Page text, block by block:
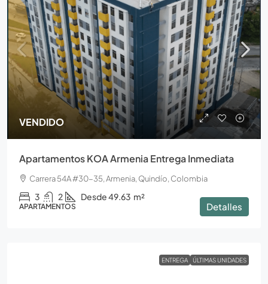
VENDIDO
Apartamentos KOA Armenia Entrega Inmediata
Carrera 54A #30-35, Armenia, Quindío, Colombia
3 2 Desde 49.63 m²
APARTAMENTOS Detalles
ENTREGA ÚLTIMAS UNIDADES